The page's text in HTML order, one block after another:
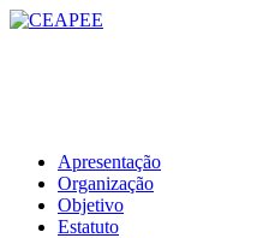
Apresentação
Organização
Objetivo
Estatuto